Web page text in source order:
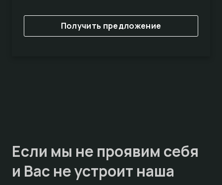
Получить предложение
Если мы не проявим себя
и Вас не устроит наша